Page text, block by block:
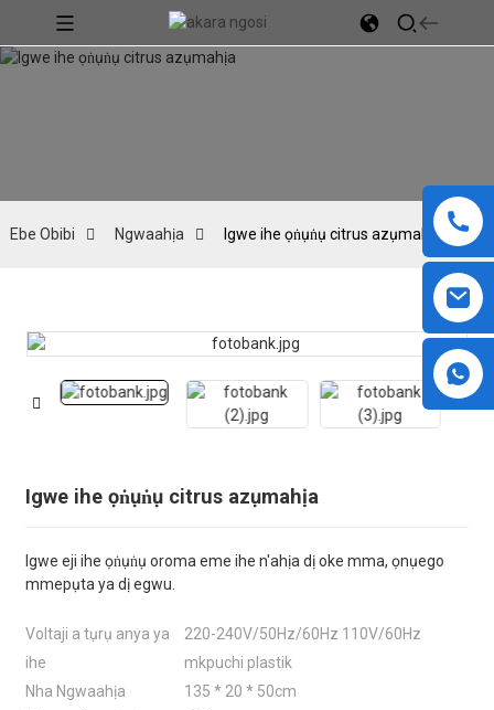
Ebe Obibi Ngwaahịa Igwe ihe ọṅụṅụ citrus azụmahịa
Igwe ihe ọṅụṅụ citrus azụmahịa
Igwe eji ihe ọṅụṅụ oroma eme ihe n'ahịa dị oke mma, ọnụego
mmepụta ya dị egwu.
Voltaji a tụrụ anya ya
220-240V/50Hz/60Hz 110V/60Hz
ihe
mkpuchi plastik
Nha Ngwaahịa
135 * 20 * 50cm